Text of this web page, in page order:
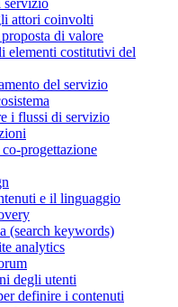
attori coinvolti
di valore
elementi costitutivi del
del servizio
i flussi di servizio
progettazione
e il linguaggio
(search keywords)
analytics
degli utenti
definire i contenuti